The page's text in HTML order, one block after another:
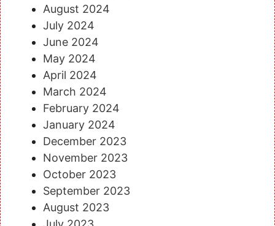
August 2024
July 2024
June 2024
May 2024
April 2024
March 2024
February 2024
January 2024
December 2023
November 2023
October 2023
September 2023
August 2023